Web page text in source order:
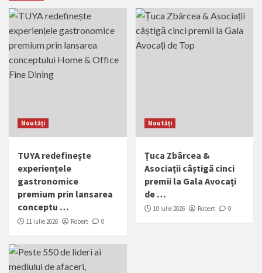
Noutăți
TUYA redefinește
experiențele
gastronomice
premium prin lansarea
conceptu …
11 iulie 2026 Robert 0
Noutăți
Țuca Zbârcea &
Asociații câștigă cinci
premii la Gala Avocați
de …
10 iulie 2026 Robert 0